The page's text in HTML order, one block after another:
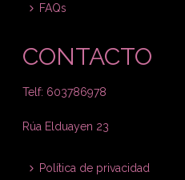
FAQs
CONTACTO
Telf: 603786978
Rúa Elduayen 23
Política de privacidad